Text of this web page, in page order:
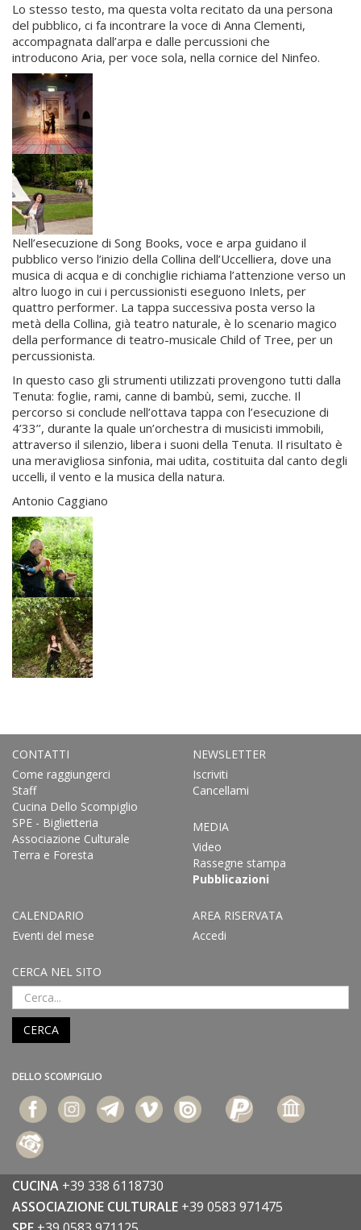
Lo stesso testo, ma questa volta recitato da una persona
del pubblico, ci fa incontrare la voce di Anna Clementi,
accompagnata dall’arpa e dalle percussioni che
introducono Aria, per voce sola, nella cornice del Ninfeo.
Nell’esecuzione di Song Books, voce e arpa guidano il
pubblico verso l’inizio della Collina dell’Uccelliera, dove una
musica di acqua e di conchiglie richiama l’attenzione verso un
altro luogo in cui i percussionisti eseguono Inlets, per
quattro performer. La tappa successiva posta verso la
metà della Collina, già teatro naturale, è lo scenario magico
della performance di teatro-musicale Child of Tree, per un
percussionista.
In questo caso gli strumenti utilizzati provengono tutti dalla
Tenuta: foglie, rami, canne di bambù, semi, zucche. Il
percorso si conclude nell’ottava tappa con l’esecuzione di
4’33’’, durante la quale un’orchestra di musicisti immobili,
attraverso il silenzio, libera i suoni della Tenuta. Il risultato è
una meravigliosa sinfonia, mai udita, costituita dal canto degli
uccelli, il vento e la musica della natura.
Antonio Caggiano
CONTATTI
Come raggiungerci
Staff
Cucina Dello Scompiglio
SPE - Biglietteria
Associazione Culturale
Terra e Foresta
NEWSLETTER
Iscriviti
Cancellami
MEDIA
Video
Rassegne stampa
Pubblicazioni
CALENDARIO
Eventi del mese
AREA RISERVATA
Accedi
CERCA NEL SITO
CERCA
DELLO SCOMPIGLIO
CUCINA +39 338 6118730
ASSOCIAZIONE CULTURALE +39 0583 971475